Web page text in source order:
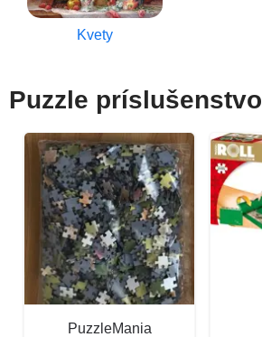
Kvety
Puzzle príslušenstvo
PuzzleMania